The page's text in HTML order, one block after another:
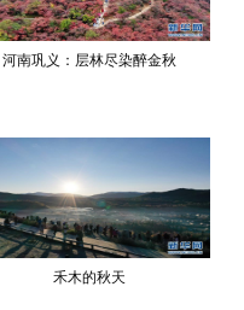
河南巩义：层林尽染醉金秋
禾木的秋天